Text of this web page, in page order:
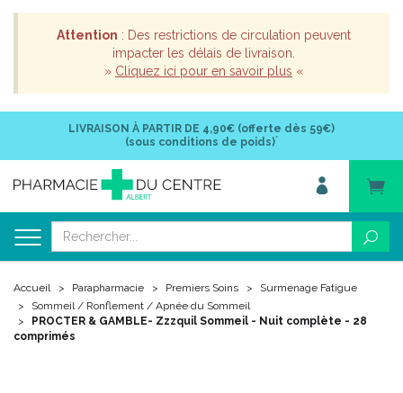
Attention : Des restrictions de circulation peuvent
impacter les délais de livraison.
» Cliquez ici pour en savoir plus «
LIVRAISON À PARTIR DE 4,90€ (offerte dès 59€)
(sous conditions de poids)*
Accueil Parapharmacie Premiers Soins
Surmenage Fatigue
Sommeil / Ronflement / Apnée du Sommeil
PROCTER & GAMBLE- Zzzquil Sommeil - Nuit complète - 28
comprimés